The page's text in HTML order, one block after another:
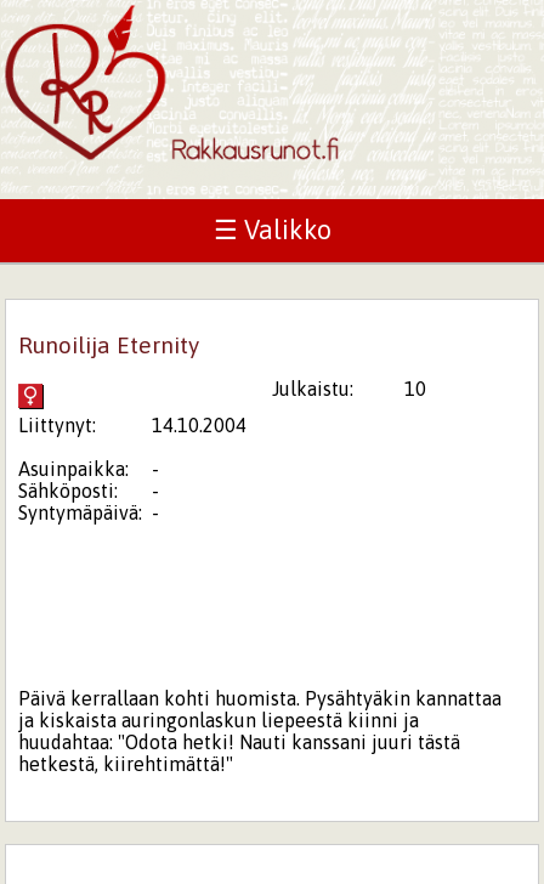
☰ Valikko
Runoilija Eternity
Julkaistu:
10
Liittynyt:
14.10.2004
Asuinpaikka:
-
Sähköposti:
-
Syntymäpäivä: -
Päivä kerrallaan kohti huomista. Pysähtyäkin kannattaa
ja kiskaista auringonlaskun liepeestä kiinni ja
huudahtaa: "Odota hetki! Nauti kanssani juuri tästä
hetkestä, kiirehtimättä!"